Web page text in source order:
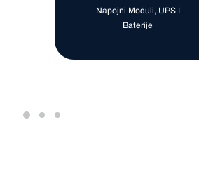
Napojni Moduli, UPS I
Baterije